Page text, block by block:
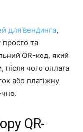
для вендинга,
та
QR-код, який
після чого оплата
або платіжну
QR-